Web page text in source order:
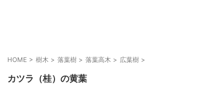
HOME > 樹木 > 落葉樹 > 落葉高木 > 広葉樹 >
カツラ（桂）の黄葉